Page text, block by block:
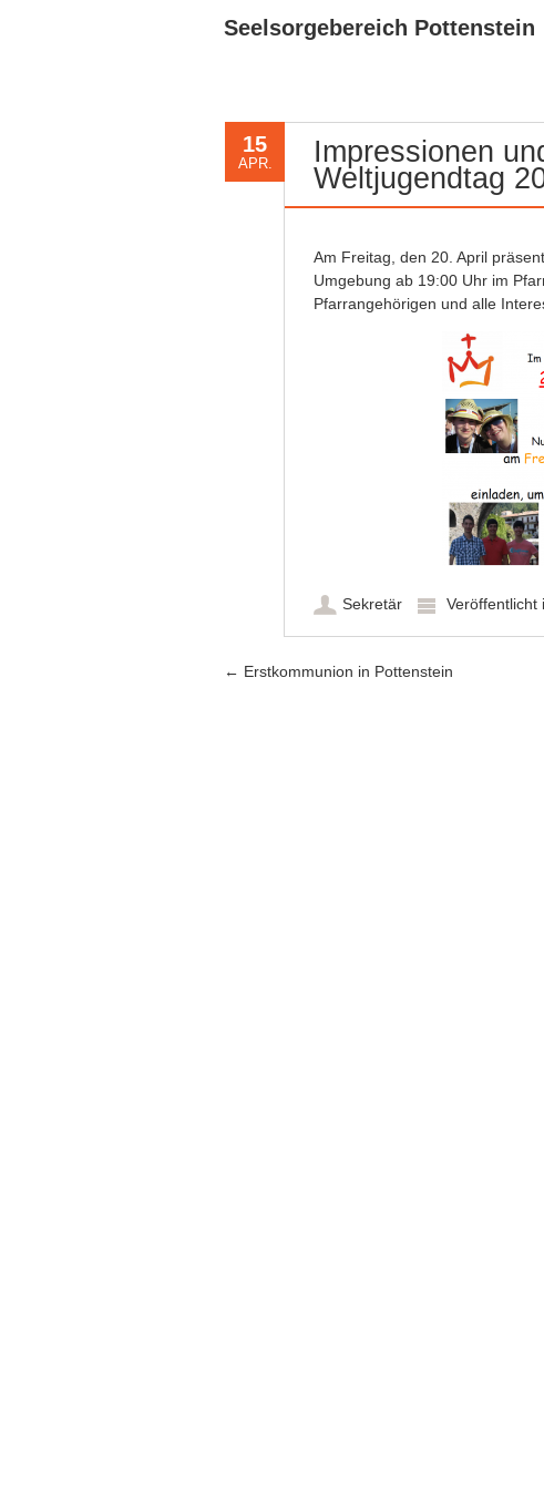
Seelsorgebereich Pottenstein
15
APR.
Impressionen
Weltjugendtag
Am Freitag, den 20. April
Umgebung ab 19:00 Uhr im
Pfarrangehörigen und alle
Sekretär Veröffentlicht
Artikel-Navigation
← Erstkommunion in Pottenstein